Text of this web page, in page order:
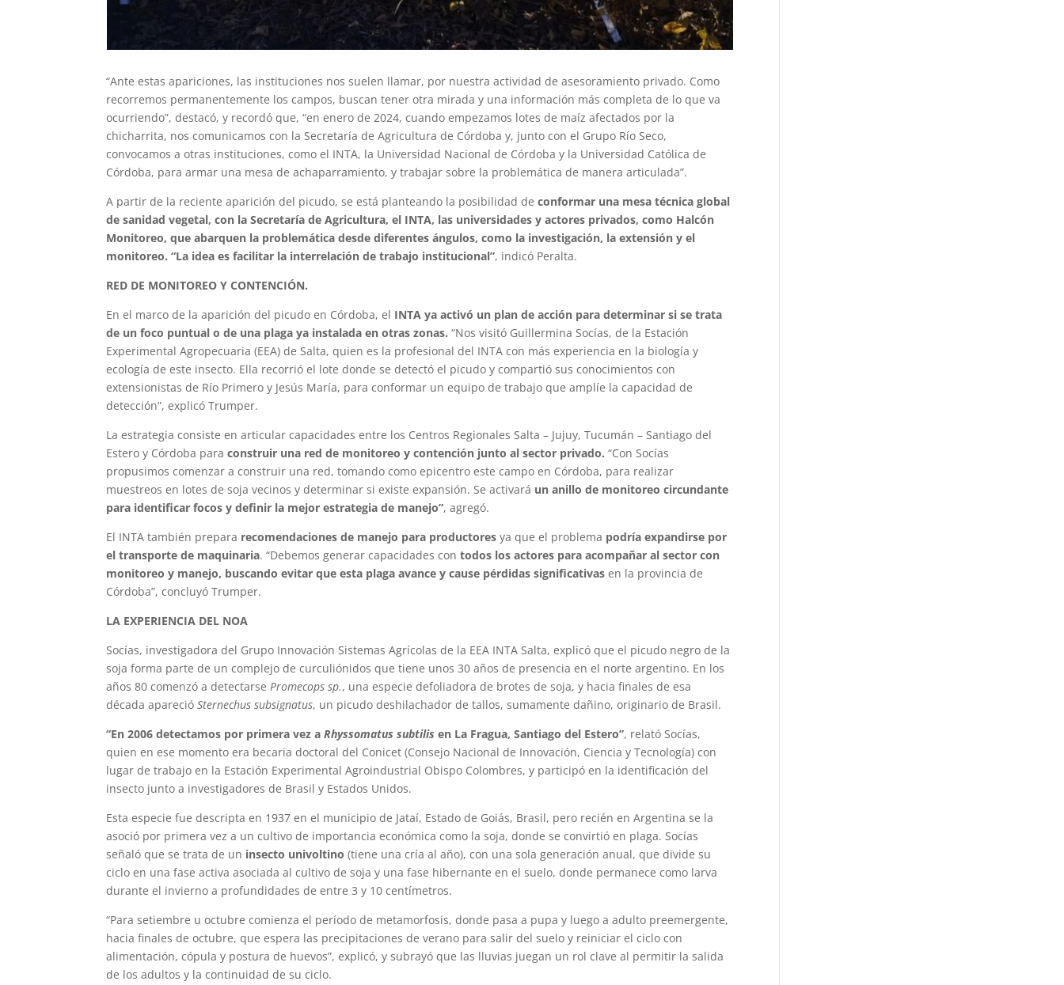
“Ante estas apariciones, las instituciones nos suelen llamar, por nuestra actividad de asesoramiento privado. Como
recorremos permanentemente los campos, buscan tener otra mirada y una información más completa de lo que va
ocurriendo”, destacó, y recordó que, “en enero de 2024, cuando empezamos lotes de maíz afectados por la
chicharrita, nos comunicamos con la Secretaría de Agricultura de Córdoba y, junto con el Grupo Río Seco,
convocamos a otras instituciones, como el INTA, la Universidad Nacional de Córdoba y la Universidad Católica de
Córdoba, para armar una mesa de achaparramiento, y trabajar sobre la problemática de manera articulada”.
A partir de la reciente aparición del picudo, se está planteando la posibilidad deconformar una mesa técnica global
de sanidad vegetal, con la Secretaría de Agricultura, el INTA, las universidades y actores privados, como Halcón
Monitoreo, que abarquen la problemática desde diferentes ángulos, como la investigación, la extensión y el
monitoreo. “La idea es facilitar la interrelación de trabajo institucional”, indicó Peralta.
RED DE MONITOREO Y CONTENCIÓN.
En el marco de la aparición del picudo en Córdoba, el INTA ya activó un plan de acción para determinar si se trata
de un foco puntual o de una plaga ya instalada en otras zonas.“Nos visitó Guillermina Socías, de la Estación
Experimental Agropecuaria (EEA) de Salta, quien es la profesional del INTA con más experiencia en la biología y
ecología de este insecto. Ella recorrió el lote donde se detectó el picudo y compartió sus conocimientos con
extensionistas de Río Primero y Jesús María, para conformar un equipo de trabajo que amplíe la capacidad de
detección”, explicó Trumper.
La estrategia consiste en articular capacidades entre los Centros Regionales Salta – Jujuy, Tucumán – Santiago del
Estero y Córdoba paraconstruir una red de monitoreo y contención junto al sector privado. “Con Socías
propusimos comenzar a construir una red, tomando como epicentro este campo en Córdoba, para realizar
muestreos en lotes de soja vecinos y determinar si existe expansión. Se activará un anillo de monitoreo circundante
para identificar focos y definir la mejor estrategia de manejo”, agregó.
El INTA también prepara recomendaciones de manejo para productores ya que el problema podría expandirse por
el transporte de maquinaria. “Debemos generar capacidades contodos los actores para acompañar al sector con
monitoreo y manejo, buscando evitar que esta plaga avance y cause pérdidas significativas en la provincia de
Córdoba”, concluyó Trumper.
LA EXPERIENCIA DEL NOA
Socías, investigadora del Grupo Innovación Sistemas Agrícolas de la EEA INTA Salta, explicó que el picudo negro de la
soja forma parte de un complejo de curculiónidos que tiene unos 30 años de presencia en el norte argentino. En los
años 80 comenzó a detectarsePromecops sp., una especie defoliadora de brotes de soja, y hacia finales de esa
década aparecióSternechus subsignatus, un picudo deshilachador de tallos, sumamente dañino, originario de Brasil.
“En 2006 detectamos por primera vez aRhyssomatus subtilis en La Fragua, Santiago del Estero”, relató Socías,
quien en ese momento era becaria doctoral del Conicet (Consejo Nacional de Innovación, Ciencia y Tecnología) con
lugar de trabajo en la Estación Experimental Agroindustrial Obispo Colombres, y participó en la identificación del
insecto junto a investigadores de Brasil y Estados Unidos.
Esta especie fue descripta en 1937 en el municipio de Jataí, Estado de Goiás, Brasil, pero recién en Argentina se la
asoció por primera vez a un cultivo de importancia económica como la soja, donde se convirtió en plaga. Socías
señaló que se trata de un insecto univoltino (tiene una cría al año), con una sola generación anual, que divide su
ciclo en una fase activa asociada al cultivo de soja y una fase hibernante en el suelo, donde permanece como larva
durante el invierno a profundidades de entre 3 y 10 centímetros.
“Para setiembre u octubre comienza el período de metamorfosis, donde pasa a pupa y luego a adulto preemergente,
hacia finales de octubre, que espera las precipitaciones de verano para salir del suelo y reiniciar el ciclo con
alimentación, cópula y postura de huevos”, explicó, y subrayó que las lluvias juegan un rol clave al permitir la salida
de los adultos y la continuidad de su ciclo.